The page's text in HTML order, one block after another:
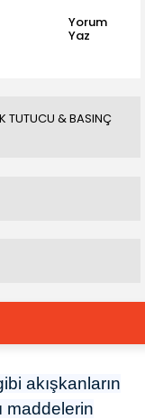
TUTUCU & BASINÇ
Yorum
Yaz
akışkanların
maddelerin